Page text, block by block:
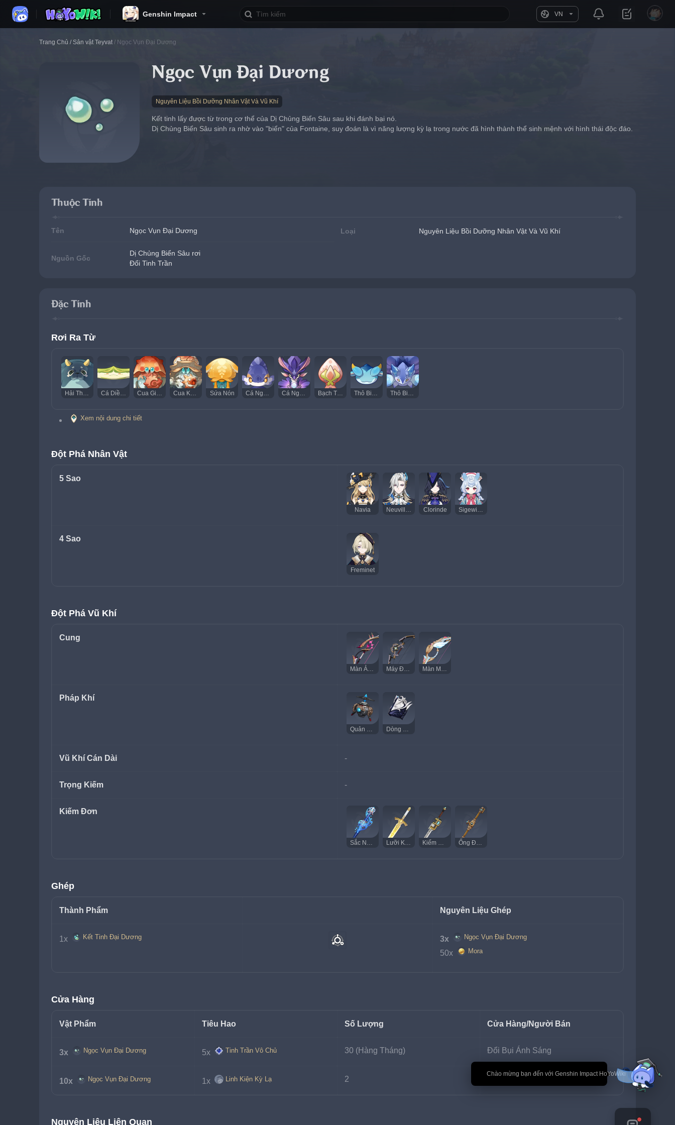
Genshin Impact VN
🎉 Chào mừng bạn đến với Genshin Impact HoYoWiki
Trang Chủ / Sản vật Teyvat / Ngọc Vụn Đại Dương
Ngọc Vụn Đại Dương
Nguyên Liệu Bồi Dưỡng Nhân Vật Và Vũ Khí
Kết tinh lấy được từ trong cơ thể của Dị Chủng Biển Sâu sau khi đánh bại nó.
Dị Chủng Biển Sâu sinh ra nhờ vào "biển" của Fontaine, suy đoán là vì năng lượng kỳ lạ trong nước đã hình thành thể sinh mệnh với hình thái độc đáo.
Thuộc Tính
Tên Ngọc Vụn Đại Dương Loại Nguyên Liệu Bồi Dưỡng Nhân Vật Và Vũ Khí
Nguồn Gốc
Dị Chủng Biển Sâu rơi
Đổi Tinh Trần
Đặc Tính
Rơi Ra Từ
Hải Thú Bồng Bềnh Cá Diều Sát Thủ Cua Giáp Nặng Cua Khiên Cứng Sứa Nón Cá Ngựa Bong Bóng Cá Ngựa Bong Bóng Đực Bạch Tuộc Bóng Tròn Thỏ Biển Thiên Sứ Thỏ Biển Đại Thiên Sứ
Xem nội dung chi tiết
Đột Phá Nhân Vật
5 Sao
Navia Neuvillette Clorinde Sigewinne
4 Sao
Freminet
Đột Phá Vũ Khí
Cung
Màn Ảo Thuật Đầu Tiên Máy Đo Cự Ly Màn Mưa Tơ Lòng
Pháp Khí
Quản Đốc Vàng Ròng Dòng Chảy Tinh Khiết
Vũ Khí Cán Dài -
Trọng Kiếm -
Kiếm Đơn
Sắc Nước Lộng Lẫy Lưỡi Kiếm Narzissenkreuz Kiếm Bến Tàu Ống Đồng Fleuve Cendre
Ghép
Thành Phẩm Nguyên Liệu Ghép
1x Kết Tinh Đại Dương 3x Ngọc Vụn Đại Dương
50x Mora
Cửa Hàng
Vật Phẩm Tiêu Hao Số Lượng Cửa Hàng/Người Bán
3x Ngọc Vụn Đại Dương 5x Tinh Trần Vô Chủ 30 (Hàng Tháng) Đổi Bụi Ánh Sáng
10x Ngọc Vụn Đại Dương 1x Linh Kiện Kỳ Lạ 2
Nguyên Liệu Liên Quan